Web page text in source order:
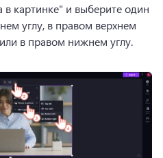
картинке" и выберите один
углу, в правом верхнем
в правом нижнем углу.